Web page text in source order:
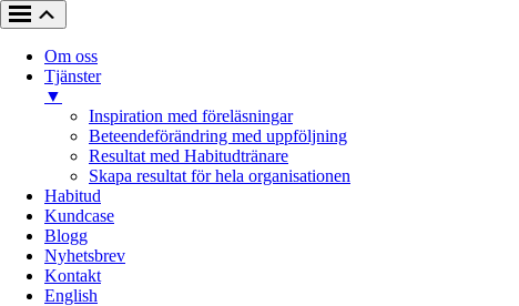
Om oss
Tjänster
▼
Inspiration med föreläsningar
Beteendeförändring med uppföljning
Resultat med Habitudtränare
Skapa resultat för hela organisationen
Habitud
Kundcase
Blogg
Nyhetsbrev
Kontakt
English